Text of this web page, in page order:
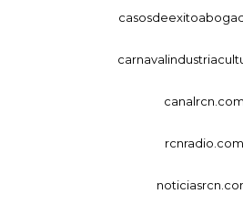
canalrcn.com
rcnradio.com